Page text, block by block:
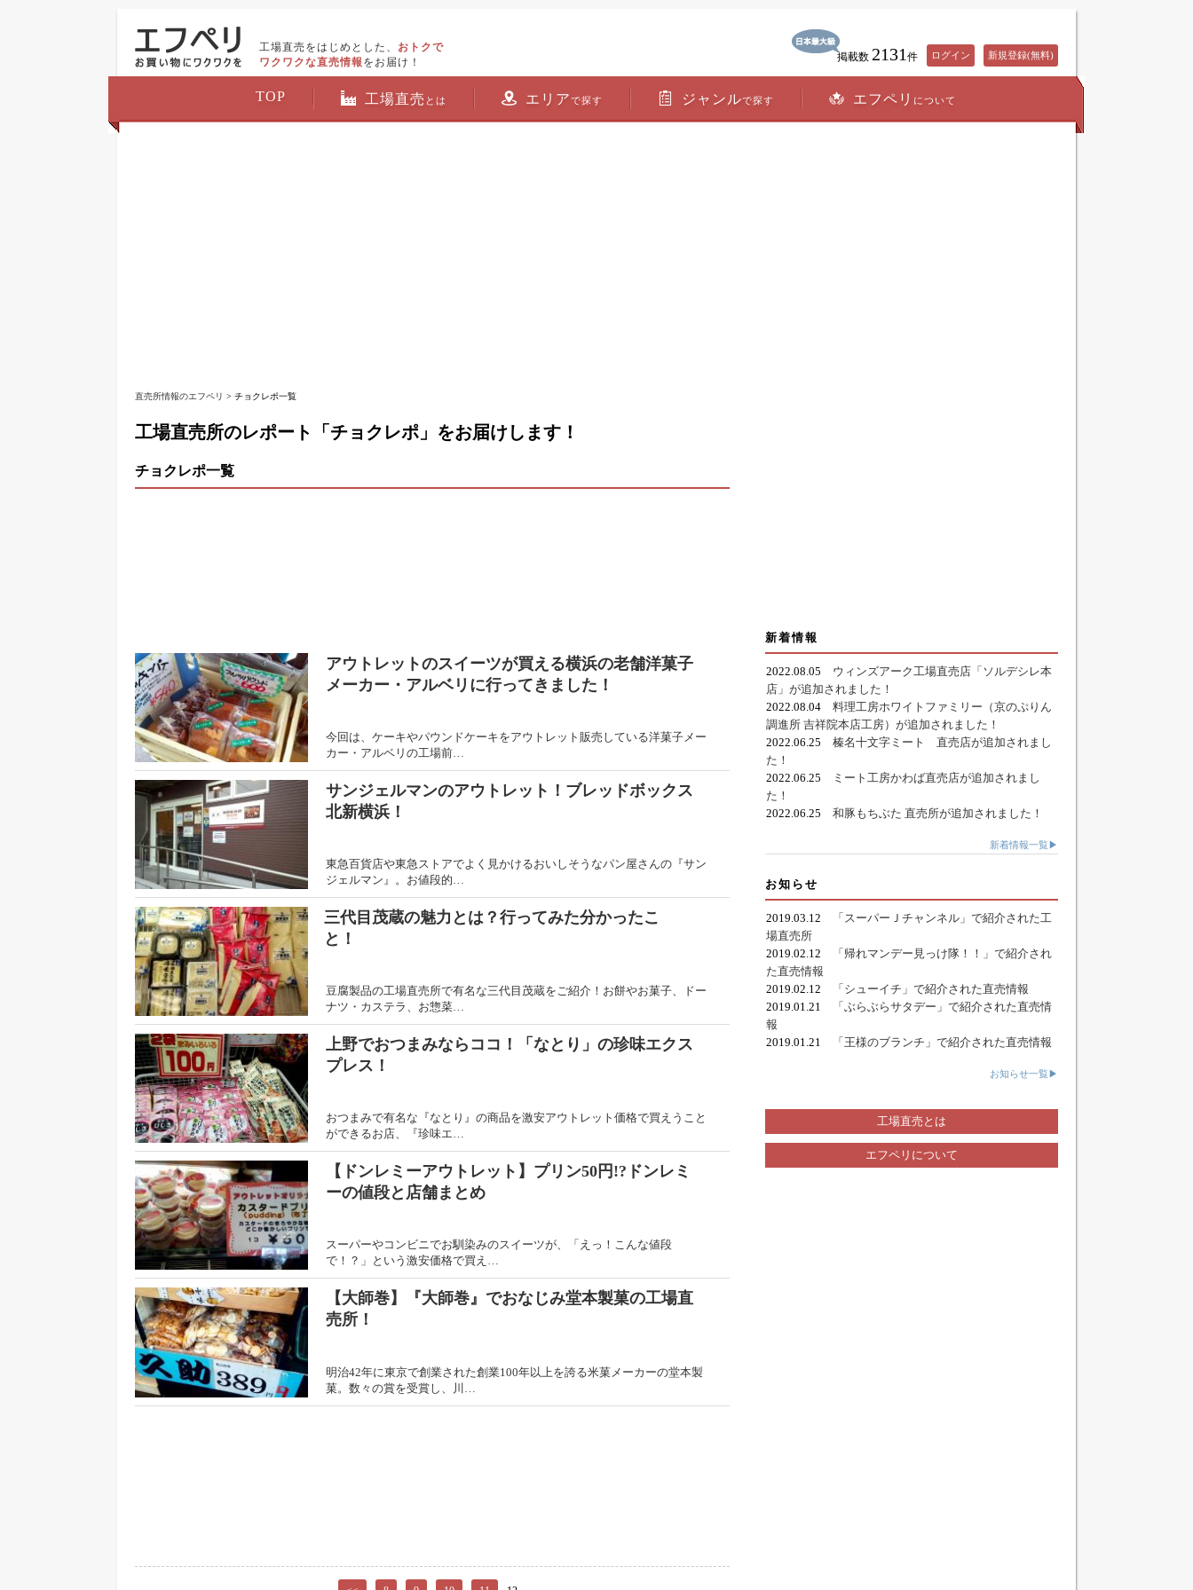
工場直売をはじめとした、 おトクで
ワクワクな直売情報 をお届け！ 掲載数 2131 件 ログイン 新規登録(無料)
TOP 工場直売 とは エリアで探す ジャンルで探す エフペリ について
直売所情報のエフペリ > チョクレポ一覧
工場直売所のレポート「チョクレポ」をお届けします！
チョクレポ一覧
アウトレットのスイーツが買える横浜の老舗洋菓子
メーカー・アルベリに行ってきました！
今回は、ケーキやパウンドケーキをアウトレット販売している洋菓子メー
カー・アルベリの工場前…
サンジェルマンのアウトレット！ブレッドボックス
北新横浜！
東急百貨店や東急ストアでよく見かけるおいしそうなパン屋さんの『サン
ジェルマン』。お値段的…
三代目茂蔵の魅力とは？行ってみた分かったこ
と！
豆腐製品の工場直売所で有名な三代目茂蔵をご紹介！お餅やお菓子、ドー
ナツ・カステラ、お惣菜…
上野でおつまみならココ！「なとり」の珍味エクス
プレス！
おつまみで有名な『なとり』の商品を激安アウトレット価格で買えうこと
ができるお店、『珍味エ…
【ドンレミーアウトレット】プリン50円!?ドンレミ
ーの値段と店舗まとめ
スーパーやコンビニでお馴染みのスイーツが、「えっ！こんな値段
で！？」という激安価格で買え…
【大師巻】『大師巻』でおなじみ堂本製菓の工場直
売所！
明治42年に東京で創業された創業100年以上を誇る米菓メーカーの堂本製
菓。数々の賞を受賞し、川…
新着情報
2022.08.05 ウィンズアーク工場直売店「ソルデシレ本
店」が追加されました！
2022.08.04 料理工房ホワイトファミリー（京のぷりん
調進所 吉祥院本店工房）が追加されました！
2022.06.25 榛名十文字ミート 直売店が追加されまし
た！
2022.06.25
ミート工房かわば直売店が追加されまし
た！
2022.06.25 和豚もちぶた 直売所が追加されました！
新着情報一覧▶
お知らせ
2019.03.12
「スーパーＪチャンネル」で紹介された工
場直売所
2019.02.12
「帰れマンデー見っけ隊！！」で紹介され
た直売情報
2019.02.12
「シューイチ」で紹介された直売情報
2019.01.21
「ぶらぶらサタデー」で紹介された直売情
報
2019.01.21
「王様のブランチ」で紹介された直売情報
お知らせ一覧▶
工場直売とは
エフペリについて